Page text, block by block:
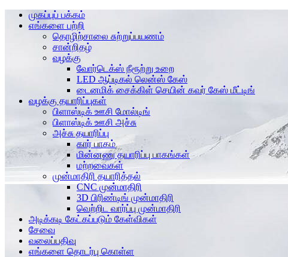
முகப்புப் பக்கம்
எங்களை பற்றி
தொழிற்சாலை சுற்றுப்பயணம்
சான்றிதழ்
வழக்கு
வோர்டெக்ஸ் நீரூற்று உறை
LED ஆப்டிகல் லென்ஸ் கேஸ்
டைனமிக் சைக்கிள் செயின் கவர் கேஸ் மீட்டிங்
வழக்கு தயாரிப்புகள்
பிளாஸ்டிக் ஊசி மோல்டிங்
பிளாஸ்டிக் ஊசி அச்சு
அச்சு தயாரிப்பு
கார் பாகம்
மின்னணு தயாரிப்பு பாகங்கள்
மற்றவைகள்
முன்மாதிரி தயாரித்தல்
CNC முன்மாதிரி
3D பிரிண்டிங் முன்மாதிரி
வெற்றிட வார்ப்பு முன்மாதிரி
அடிக்கடி கேட்கப்படும் கேள்விகள்
சேவை
வலைப்பதிவு
எங்களை தொடர்பு கொள்ள